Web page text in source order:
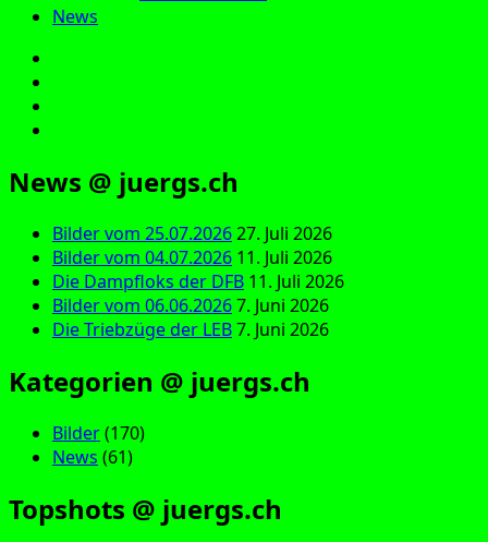
News
News @ juergs.ch
Bilder vom 25.07.202627. Juli 2026
Bilder vom 04.07.2026 11. Juli 2026
Die Dampfloks der DFB 11. Juli 2026
Bilder vom 06.06.20267. Juni 2026
Die Triebzüge der LEB7. Juni 2026
Kategorien @ juergs.ch
Bilder(170)
News (61)
Topshots @ juergs.ch